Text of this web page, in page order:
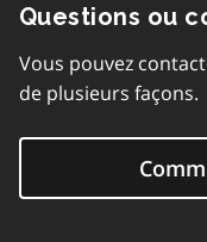
Questions ou
Vous pouvez
de plusieurs façons.